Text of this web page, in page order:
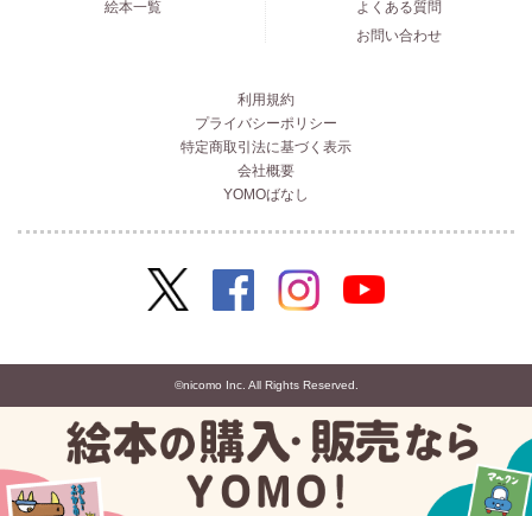
絵本一覧
よくある質問
お問い合わせ
利用規約
プライバシーポリシー
特定商取引法に基づく表示
会社概要
YOMOばなし
©nicomo Inc. All Rights Reserved.